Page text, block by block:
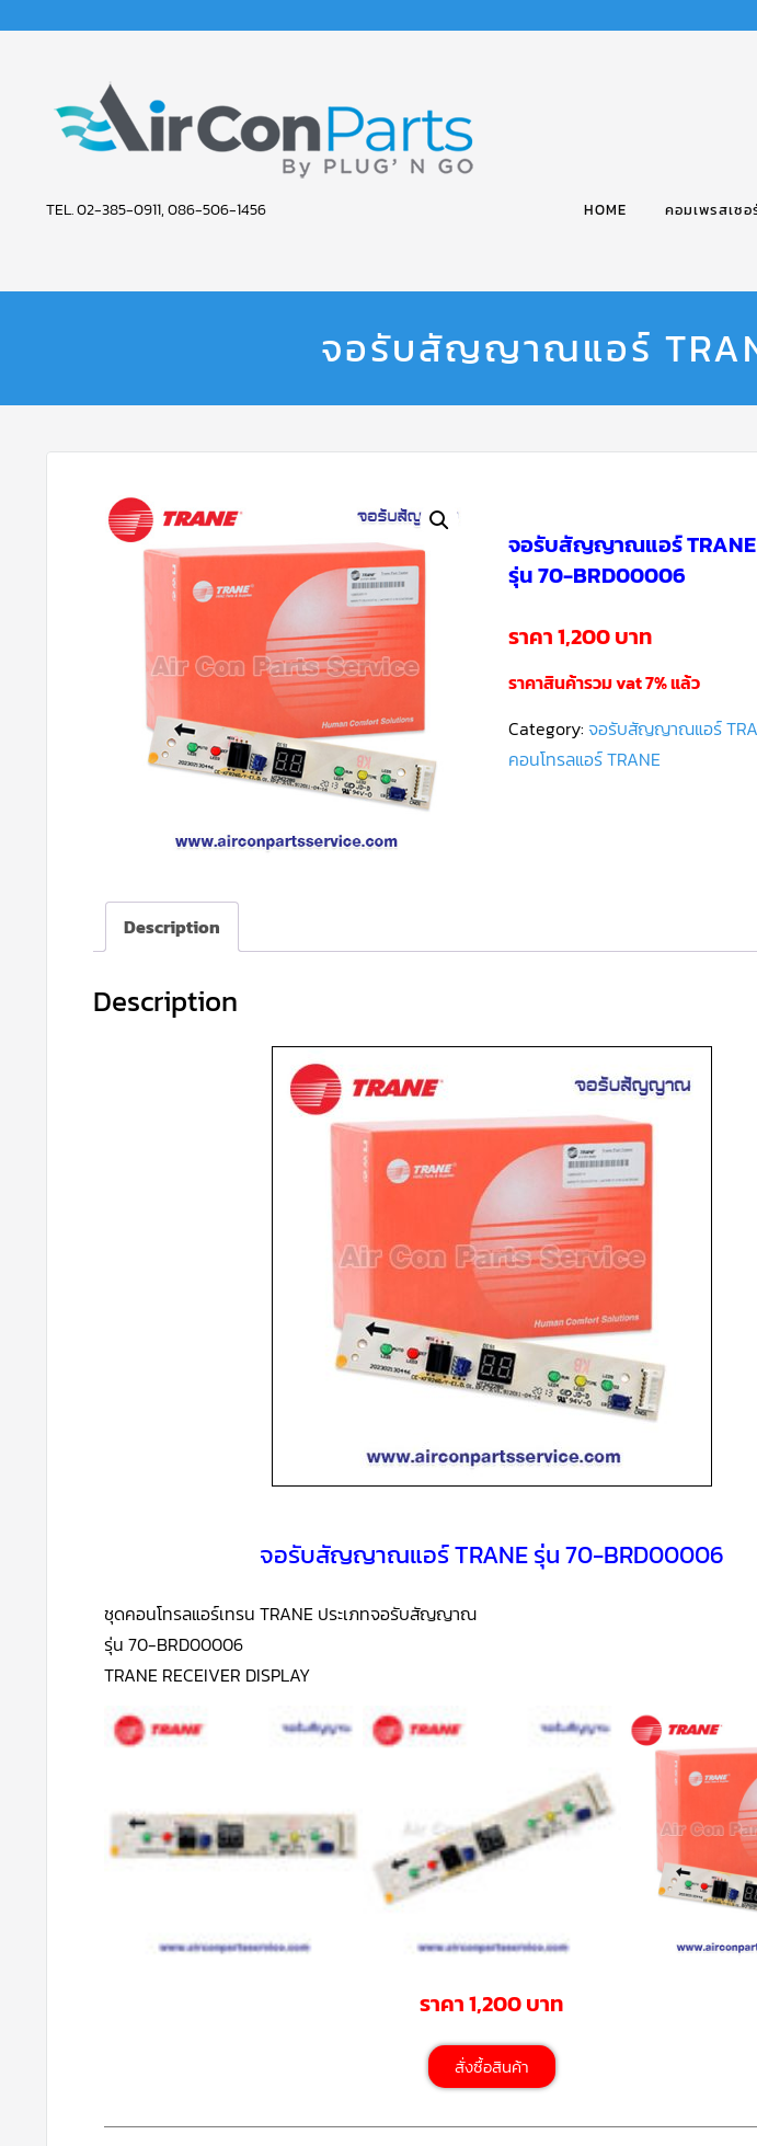
AIR
PARTS
TEL. 02-385-0911, 086-506-1456 HOME คอมเพรสเซอ
จอรับสัญญาณแอร์
จอรับสัญญาณแอร์ TRANE
รุ่น 70-BRD00006
ราคา 1,200 บาท
ราคาสินค้ารวม vat 7% แล้ว
Category: จอรับสัญญาณแอร์
คอนโทรลแอร์ TRANE
Description
Description
จอรับสัญญาณแอร์ TRANE รุ่น 70-BRD00006
ชุดคอนโทรลแอร์เทรน TRANE ประเภทจอรับสัญญาณ
รุ่น 70-BRD00006
TRANE RECEIVER DISPLAY
ราคา 1,200 บาท
สั่งซื้อสินค้า